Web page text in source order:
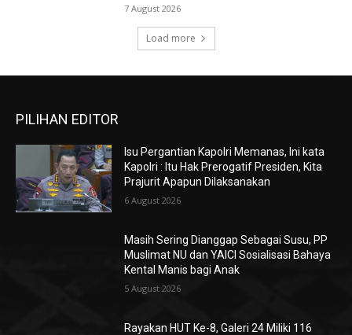
7 August 2026
Load more
PILIHAN EDITOR
Isu Pergantian Kapolri Memanas, Ini kata
Kapolri : Itu Hak Prerogatif Presiden, Kita
Prajurit Apapun Dilaksanakan
6 August 2026
Masih Sering Dianggap Sebagai Susu, PP
Muslimat NU dan YAICI Sosialisasi Bahaya
Kental Manis bagi Anak
5 August 2026
Rayakan HUT Ke-8, Galeri 24 Miliki 116